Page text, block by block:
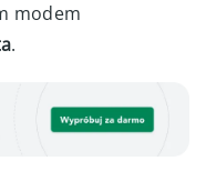
modem
.